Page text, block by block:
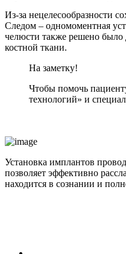
Из-за нецелесообразности
Следом – одномоментная
челюсти также решено было
костной ткани.
На заметку!
Чтобы помочь
технологий» и
Установка имплантов
позволяет эффективно
находится в сознании и